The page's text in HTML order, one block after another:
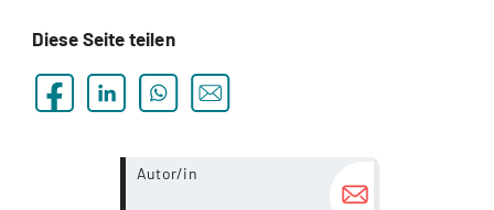
Diese Seite teilen
Autor/in more...